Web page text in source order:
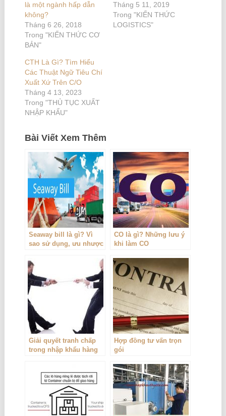
là một ngành hấp dẫn
không?
Tháng 6 26, 2018
Trong "KIẾN THỨC CƠ
BẢN"
Tháng 5 11, 2019
Trong "KIẾN THỨC
LOGISTICS"
CTH Là Gì? Tìm Hiểu
Các Thuật Ngữ Tiêu Chí
Xuất Xứ Trên C/O
Tháng 4 13, 2023
Trong "THỦ TỤC XUẤT
NHẬP KHẨU"
Bài Viết Xem Thêm
Seaway bill là gì? Vì
sao sử dụng, ưu nhược
CO là gì? Những lưu ý
khi làm CO
Giải quyết tranh chấp
trong nhập khẩu hàng
Hợp đồng tư vấn trọn
gói